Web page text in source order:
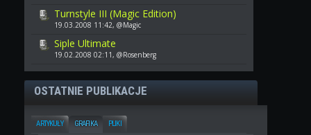
Turnstyle III (Magic Edition)
19.03.2008 11:42, @Magic
Siple Ultimate
19.02.2008 02:11, @Rosenberg
OSTATNIE PUBLIKACJE
ARTYKUŁY GRAFIKA PLIKI